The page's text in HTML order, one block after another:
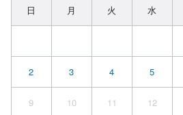
日 月 火 水
2 3 4 5
9 10 11 12